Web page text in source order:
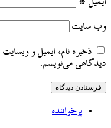
ایمیل *
وب‌ سایت
ذخیره نام، ایمیل و
دیدگاهی می‌نویسم.
پرخواننده